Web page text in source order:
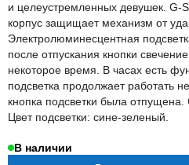
и целеустремленных девушек. G-
корпус защищает механизм от
Электролюминесцентная
после отпускания кнопки
некоторое время. В часах есть
подсветка продолжает работать
кнопка подсветки была отпущена.
Цвет подсветки: сине-зеленый.
В наличии